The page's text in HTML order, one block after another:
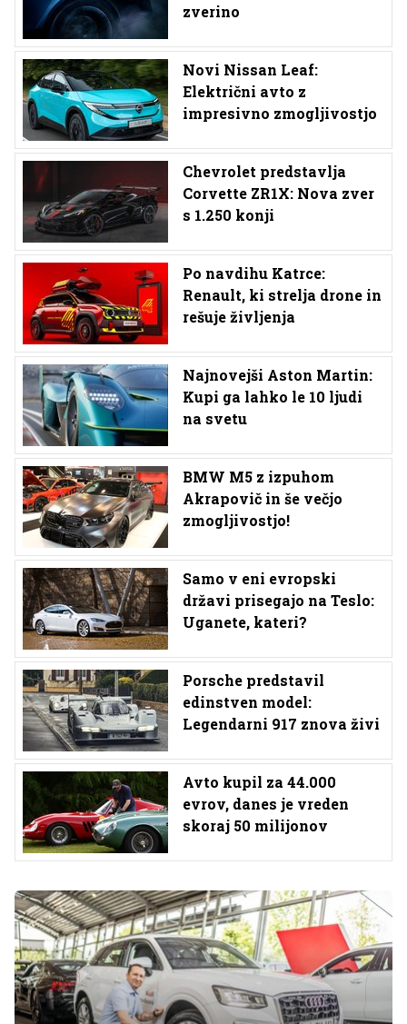
zverino
Novi Nissan Leaf:
Električni avto z
impresivno zmogljivostjo
Chevrolet predstavlja
Corvette ZR1X: Nova zver
s 1.250 konji
Po navdihu Katrce:
Renault, ki strelja drone in
rešuje življenja
Najnovejši Aston Martin:
Kupi ga lahko le 10 ljudi
na svetu
BMW M5 z izpuhom
Akrapovič in še večjo
zmogljivostjo!
Samo v eni evropski
državi prisegajo na Teslo:
Uganete, kateri?
Porsche predstavil
edinstven model:
Legendarni 917 znova živi
Avto kupil za 44.000
evrov, danes je vreden
skoraj 50 milijonov